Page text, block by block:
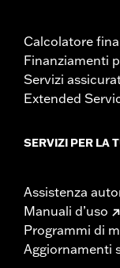
Calcolatore
Finanziamenti
Servizi
Extended
SERVIZI PER LA
Assistenza
Manuali d’uso
Programmi di
Aggiornamenti